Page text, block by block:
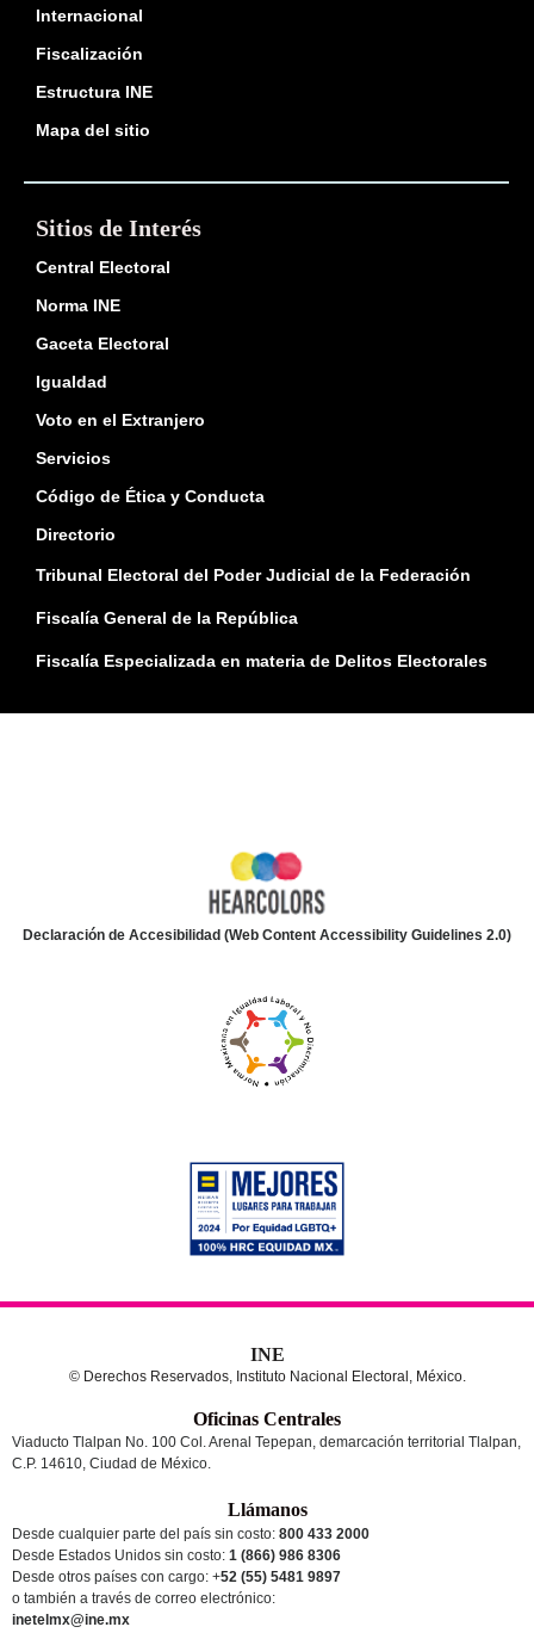
Internacional
Fiscalización
Estructura INE
Mapa del sitio
Sitios de Interés
Central Electoral
Norma INE
Gaceta Electoral
Igualdad
Voto en el Extranjero
Servicios
Código de Ética y Conducta
Directorio
Tribunal Electoral del Poder Judicial de la Federación
Fiscalía General de la República
Fiscalía Especializada en materia de Delitos Electorales
Declaración de Accesibilidad (Web Content Accessibility Guidelines 2.0)
INE
© Derechos Reservados, Instituto Nacional Electoral, México.
Oficinas Centrales
Viaducto Tlalpan No. 100 Col. Arenal Tepepan, demarcación territorial Tlalpan,
C.P. 14610, Ciudad de México.
Llámanos
Desde cualquier parte del país sin costo: 800 433 2000
Desde Estados Unidos sin costo: 1 (866) 986 8306
Desde otros países con cargo: +52 (55) 5481 9897
o también a través de correo electrónico:
inetelmx@ine.mx